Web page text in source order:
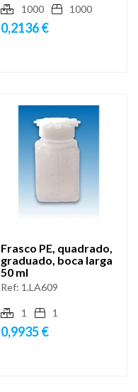
1000 1000
0,2136 €
Frasco PE, quadrado,
graduado, boca larga
50 ml
Ref: 1.LA609
1 1
0,9935 €